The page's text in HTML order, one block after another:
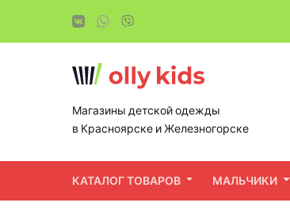
Магазины детской одежды
в Красноярске и Железногорске
КАТАЛОГ ТОВАРОВ МАЛЬЧИКИ